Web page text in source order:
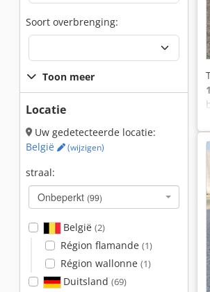
Soort overbrenging:
Toon meer
Locatie
Uw gedetecteerde locatie:
België
(wijzigen)
straal:
Onbeperkt (99)
België (2)
Région flamande (1)
Région wallonne (1)
Duitsland (69)